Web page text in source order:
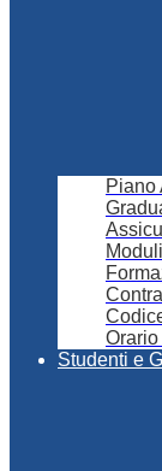
Piano
Studenti e